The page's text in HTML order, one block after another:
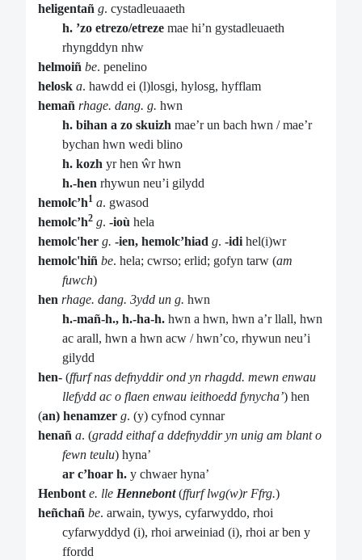
heligentañ g. cystadleuaaeth
h. ’zo etrezo/etreze mae hi’n gystadleuaeth
rhyngddyn nhw
helmoiñ be. penelino
helosk a. hawdd ei (l)losgi, hylosg, hyfflam
hemañ rhage. dang. g. hwn
h. bihan a zo skuizh mae’r un bach hwn / mae’r
bychan hwn wedi blino
h. kozh yr hen ŵr hwn
h.-hen rhywun neu’i gilydd
hemolc’h1 a. gwasod
hemolc’h2 g. -ioù hela
hemolc'her g. -ien, hemolc’hiad g. -idi hel(i)wr
hemolc'hiñ be. hela; cwrso; erlid; gofyn tarw (am
fuwch)
hen rhage. dang. 3ydd un g. hwn
h.-mañ-h., h.-ha-h. hwn a hwn, hwn a’r llall, hwn
ac arall, hwn a hwn acw / hwn’co, rhywun neu’i
gilydd
hen- (ffurf nas defnyddir ond yn rhagdd. mewn enwau
llefydd ac o flaen enwau ieithoedd fynycha’) hen
(an) henamzer g. (y) cyfnod cynnar
henañ a. (gradd eithaf a ddefnyddir yn unig am blant o
fewn teulu) hyna’
ar c’hoar h. y chwaer hyna’
Henbont e. lle Hennebont(ffurf lwg(w)r Ffrg.)
heñchañ be. arwain, tywys, cyfarwyddo, rhoi
cyfarwyddyd (i), rhoi arweiniad (i), rhoi ar ben y
ffordd